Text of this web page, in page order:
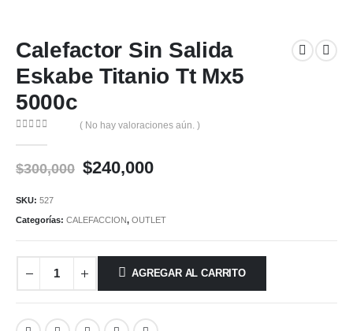
Calefactor Sin Salida
Eskabe Titanio Tt Mx5
5000c
( No hay valoraciones aún. )
$300,000 Original
$300,000.
$240,000Current
$240,000.
SKU: 527
Categorías: CALEFACCION, OUTLET
AGREGAR AL CARRITO